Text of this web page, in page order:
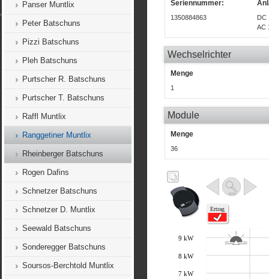
Panser Muntlix
Peter Batschuns
Pizzi Batschuns
Pleh Batschuns
Purtscher R. Batschuns
Purtscher T. Batschuns
Raffl Muntlix
Ranggetiner Muntlix
Rheinberger Batschuns
Rogen Dafins
Schnetzer Batschuns
Schnetzer D. Muntlix
Seewald Batschuns
Sonderegger Batschuns
Soursos-Berchtold Muntlix
Seriennummer:
1350884863
DC
AC
Wechselrichter
Menge
1
Module
Menge
36